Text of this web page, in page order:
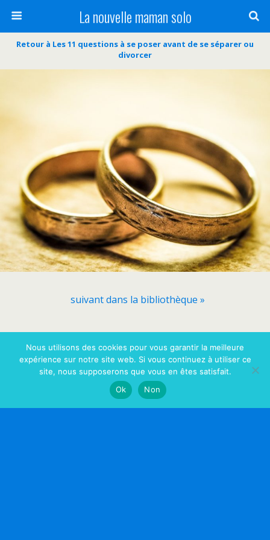
La nouvelle maman solo
Retour à Les 11 questions à se poser avant de se séparer ou
divorcer
suivant dans la bibliothèque »
Retour au début
Mobile Bureau
Nous utilisons des cookies pour vous garantir la meilleure
expérience sur notre site web. Si vous continuez à utiliser ce
site, nous supposerons que vous en êtes satisfait.
Ok
Non